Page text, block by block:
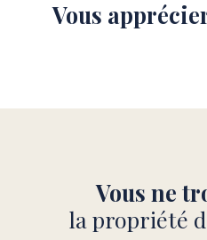
Vous
Vous ne
la propriété